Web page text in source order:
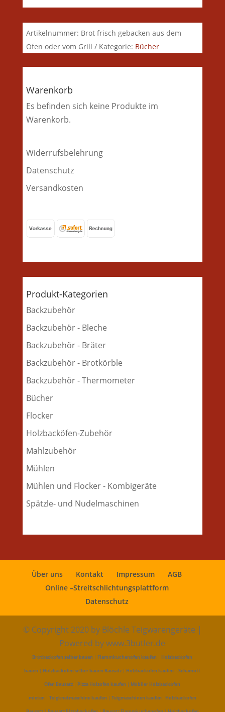
Artikelnummer: Brot frisch gebacken aus dem
Ofen oder vom Grill
Kategorie: Bücher
Warenkorb
Es befinden sich keine Produkte im
Warenkorb.
Widerrufsbelehrung
Datenschutz
Versandkosten
Produkt-Kategorien
Backzubehör
Backzubehör - Bleche
Backzubehör - Bräter
Backzubehör - Brotkörble
Backzubehör - Thermometer
Bücher
Flocker
Holzbacköfen-Zubehör
Mahlzubehör
Mühlen
Mühlen und Flocker - Kombigeräte
Spätzle- und Nudelmaschinen
Über uns Kontakt Impressum
AGB
Online –Streitschlichtungsplattform
Datenschutz
© Copyright 2020 by Blöchle Teigwarengeräte |
Powered by www.3butler.de
Brotbackofen selber bauen | Flammkuchenofen kaufen | Holzbackofen
bauen | Holzbackofen selber bauen Bausatz | Holzbackofen kaufen |Schamott
Ofen Bausatz | Pizza Holzofen kaufen | Mobiler Holzbackofen
mieten| Teigknetmaschine kaufen| Teigmaschinen kaufen| Holzbackofen